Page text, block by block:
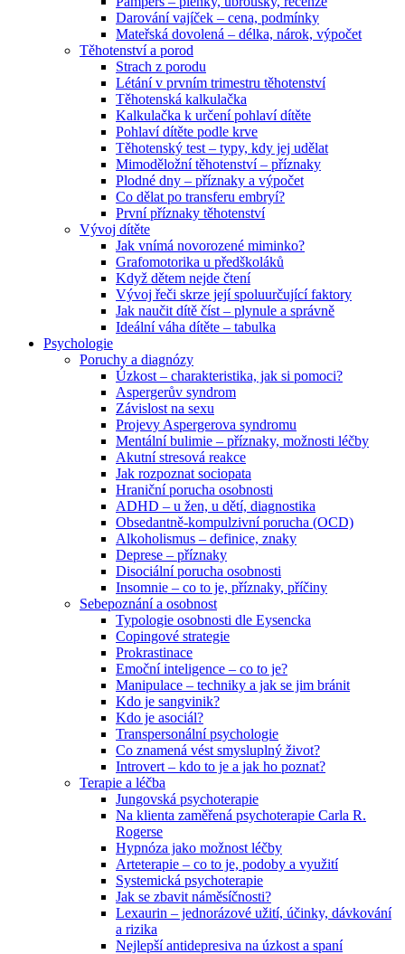
Darování vajíček – cena, podmínky
Mateřská dovolená – délka, nárok, výpočet
Těhotenství a porod
Strach z porodu
Létání v prvním trimestru těhotenství
Těhotenská kalkulačka
Kalkulačka k určení pohlaví dítěte
Pohlaví dítěte podle krve
Těhotenský test – typy, kdy jej udělat
Mimoděložní těhotenství – příznaky
Plodné dny – příznaky a výpočet
Co dělat po transferu embryí?
První příznaky těhotenství
Vývoj dítěte
Jak vnímá novorozené miminko?
Grafomotorika u předškoláků
Když dětem nejde čtení
Vývoj řeči skrze její spoluurčující faktory
Jak naučit dítě číst – plynule a správně
Ideální váha dítěte – tabulka
Psychologie
Poruchy a diagnózy
Úzkost – charakteristika, jak si pomoci?
Aspergerův syndrom
Závislost na sexu
Projevy Aspergerova syndromu
Mentální bulimie – příznaky, možnosti léčby
Akutní stresová reakce
Jak rozpoznat sociopata
Hraniční porucha osobnosti
ADHD – u žen, u dětí, diagnostika
Obsedantně-kompulzivní porucha (OCD)
Alkoholismus – definice, znaky
Deprese – příznaky
Disociální porucha osobnosti
Insomnie – co to je, příznaky, příčiny
Sebepoznání a osobnost
Typologie osobnosti dle Eysencka
Copingové strategie
Prokrastinace
Emoční inteligence – co to je?
Manipulace – techniky a jak se jim bránit
Kdo je sangvinik?
Kdo je asociál?
Transpersonální psychologie
Co znamená vést smysluplný život?
Introvert – kdo to je a jak ho poznat?
Terapie a léčba
Jungovská psychoterapie
Na klienta zaměřená psychoterapie Carla R.
Rogerse
Hypnóza jako možnost léčby
Arteterapie – co to je, podoby a využití
Systemická psychoterapie
Jak se zbavit náměsíčnosti?
Lexaurin – jednorázové užití, účinky, dávkování
a rizika
Nejlepší antidepresiva na úzkost a spaní